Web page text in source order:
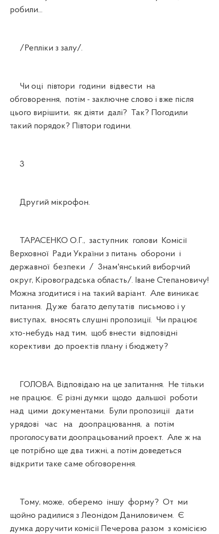
робили...
/Репліки з залу/.
Чи оці півтори години відвести на
обговорення, потім - заключне слово і вже після
цього вирішити, як діяти далі? Так? Погодили
такий порядок? Півтори години.
3
Другий мікрофон.
ТАРАСЕНКО О.Г., заступник голови Комісії
Верховної Ради України з питань оборони і
державної безпеки / 3нам'янський виборчий
округ, Кіровоградська область/. Іване Степановичу!
Можна згодитися і на такий варіант. Але виникає
питання. Дуже багато депутатів письмово і у
виступах, вносять слушні пропозиції. Чи працює
хто-небудь над тим, щоб внести відповідні
корективи до проектів плану і бюджету?
ГОЛОВА. Відповідаю на це запитання. Не тільки
не працює. Є різні думки щодо дальшої роботи
над цими документами. Були пропозиції дати
урядові час на доопрацювання, а потім
проголосувати доопрацьований проект. Але ж на
це потрібно ще два тижні, а потім доведеться
відкрити таке саме обговорення.
Тому, може, оберемо іншу форму? От ми
щойно радилися з Леонідом Даниловичем. Є
думка доручити комісії Печерова разом з комісією